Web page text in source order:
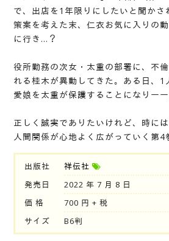
で、出店を1年限りにしたいと聞か
策案を考えた末、仁衣お気に入りの
に行き…？
役所勤務の次女・太重の部署に、不
れる桂木が異動してきた。ある日、1
愛娘を太重が保護することになりーー
正しく誠実でありたいけれど、時には
人間関係が心地よく広がっていく第4
出版社
祥伝社
発売日
2022 年 7 月 8 日
価 格
700 円 + 税
サイズ
B6判